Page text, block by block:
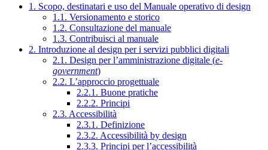
1. Scopo, destinatari e uso del Manuale operativo di design
1.1. Versionamento e storico
1.2. Consultazione del manuale
1.3. Contribuisci al manuale
2. Introduzione al design per i servizi pubblici digitali
2.1. Design per l’amministrazione digitale (e-
government)
2.2. L’approccio progettuale
2.2.1. Buone pratiche
2.2.2. Principi
2.3. Accessibilità
2.3.1. Definizione
2.3.2. Accessibilità by design
2.3.3. Principi per l’accessibilità